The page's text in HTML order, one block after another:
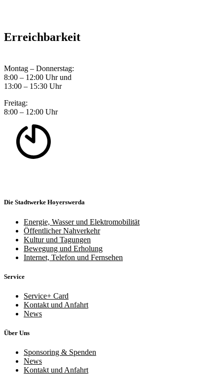
Erreichbarkeit
Montag – Donnerstag:
8:00 – 12:00 Uhr und
13:00 – 15:30 Uhr
Freitag:
8:00 – 12:00 Uhr
Die Stadtwerke Hoyerswerda
Energie, Wasser und Elektromobilität
Öffentlicher Nahverkehr
Kultur und Tagungen
Bewegung und Erholung
Internet, Telefon und Fernsehen
Service
Service+ Card
Kontakt und Anfahrt
News
Über Uns
Sponsoring & Spenden
News
Kontakt und Anfahrt